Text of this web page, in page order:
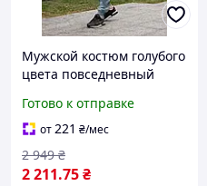
Мужской костюм голубого
цвета повседневный
мужчин весенне-осенний
легкий комплект
Готово к отправке
от221 ₴/мес
2 211.75₴
2 949 ₴